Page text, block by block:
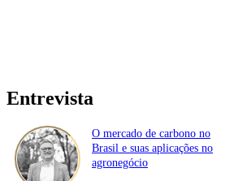
Entrevista
O mercado de carbono no
Brasil e suas aplicações no
agronegócio